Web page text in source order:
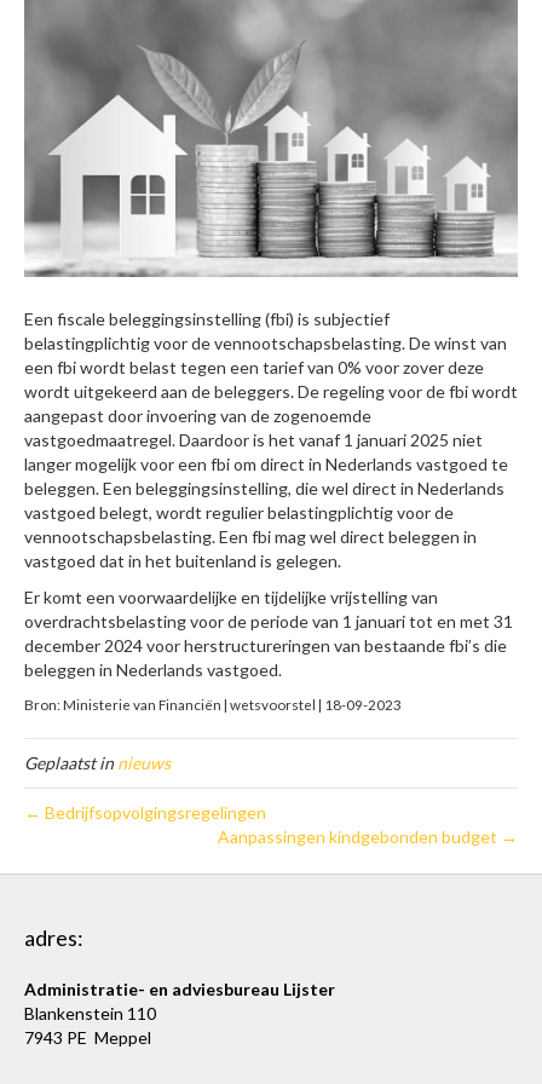
Een fiscale beleggingsinstelling (fbi) is subjectief
belastingplichtig voor de vennootschapsbelasting. De winst van
een fbi wordt belast tegen een tarief van 0% voor zover deze
wordt uitgekeerd aan de beleggers. De regeling voor de fbi wordt
aangepast door invoering van de zogenoemde
vastgoedmaatregel. Daardoor is het vanaf 1 januari 2025 niet
langer mogelijk voor een fbi om direct in Nederlands vastgoed te
beleggen. Een beleggingsinstelling, die wel direct in Nederlands
vastgoed belegt, wordt regulier belastingplichtig voor de
vennootschapsbelasting. Een fbi mag wel direct beleggen in
vastgoed dat in het buitenland is gelegen.
Er komt een voorwaardelijke en tijdelijke vrijstelling van
overdrachtsbelasting voor de periode van 1 januari tot en met 31
december 2024 voor herstructureringen van bestaande fbi’s die
beleggen in Nederlands vastgoed.
Bron: Ministerie van Financiën | wetsvoorstel | 18-09-2023
Geplaatst innieuws
← Bedrijfsopvolgingsregelingen
Aanpassingen kindgebonden budget →
adres:
Administratie- en adviesbureau Lijster
Blankenstein 110
7943 PE Meppel